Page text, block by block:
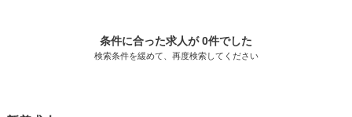
条件に合った求人が 0件でした
検索条件を緩めて、再度検索してください